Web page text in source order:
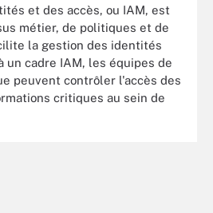
et des accès, ou IAM, est
métier, de politiques et de
la gestion des identités
un cadre IAM, les équipes de
peuvent contrôler l'accès des
critiques au sein de